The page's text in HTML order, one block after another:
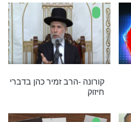
איך מקיימים ברית מילה
בזמן הקורונה בלי לסכן את
התינוק ואת המוהל?